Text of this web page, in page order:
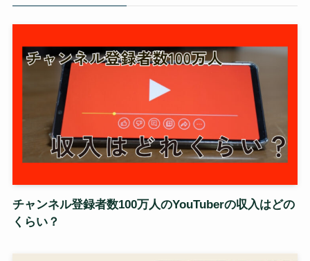
チャンネル登録者数100万人のYouTuberの収入はどの
くらい？